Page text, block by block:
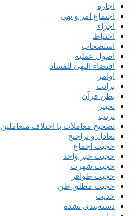
اجاره
اجتماع امر و نهی
اجزاء
احتیاط
استصحاب
اصول عملیه
اقتضاء النهی للفساد
اوامر
برائت
بطن قرآن
تخییر
ترتب
تصحیح معاملات با اختلاف متعاملین
تعادل و تراجیح
حجیت اجماع
حجیت خبر واحد
حجیت شهرت
حجیت ظواهر
حجیت مطلق ظن
حدیث
دسته‌بندی نشده